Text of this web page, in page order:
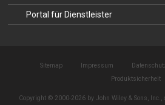
Portal für Dienstleister
Sitemap Impressum
Produktsicherheit
Copyright © 2000-2026 by John Wiley & Sons,